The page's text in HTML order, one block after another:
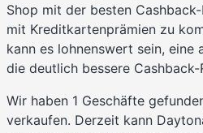
Shop mit der besten
mit Kreditkartenprämien zu
kann es lohnenswert sein, eine
die deutlich bessere
Wir haben 1 Geschäfte
verkaufen. Derzeit kann